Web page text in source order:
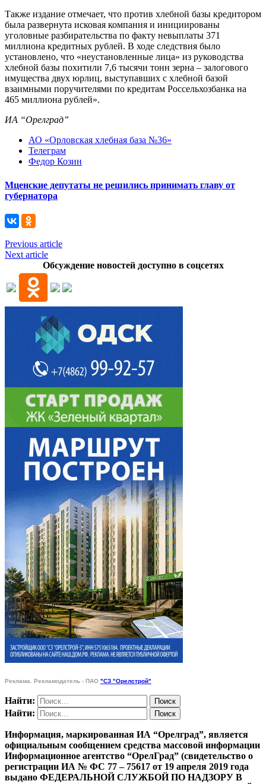
Также издание отмечает, что против хлебной базы кредитором
была развернута исковая компания и инициированы
уголовные разбирательства по факту невыплаты 371
миллиона кредитных рублей. В ходе следствия было
установлено, что «неустановленные лица» из руководства
хлебной базы похитили 7,6 тысячи тонн зерна – залогового
имущества двух юрлиц, выступавших с хлебной базой
взаимными поручителями по кредитам Россельхозбанка на
465 миллиона рублей».
ИА “Орелград”
АО «Орловская хлебная база №36»
Телеграм
Федор Козин
Мценские депутаты не решились принимать главу от
губернатора
Previous article
Next article
Обсуждение новостей доступно в соцсетях
Реклама. Рекламодатель - ПАО "СЗ "Орелстрой"
Найти:
Найти:
Информация, маркированная ИА “Орелград”, является
официальным сообщением средства массовой информации
Информационное агентство “ОрелГрад” (свидетельство о
регистрации ИА № ФС 77 – 75617 от 19 апреля 2019 года
выдано ФЕДЕРАЛЬНОЙ СЛУЖБОЙ ПО НАДЗОРУ В